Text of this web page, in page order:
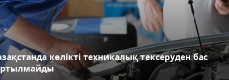
көлікті техникалық тексеруден бас